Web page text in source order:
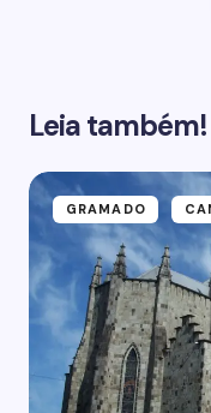
Leia também!
GRAMADO